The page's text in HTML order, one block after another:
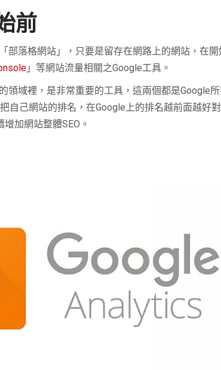
前
部落格網站」，只要是留存在網路上的網站，在
」等網站流量相關之Google工具。
領域裡，是非常重要的工具，這兩個都是Google
自己網站的排名，在Google 上的排名越前面越好
增加網站整體SEO 。